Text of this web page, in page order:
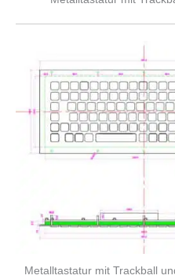
Metalltastatur mit Trackball